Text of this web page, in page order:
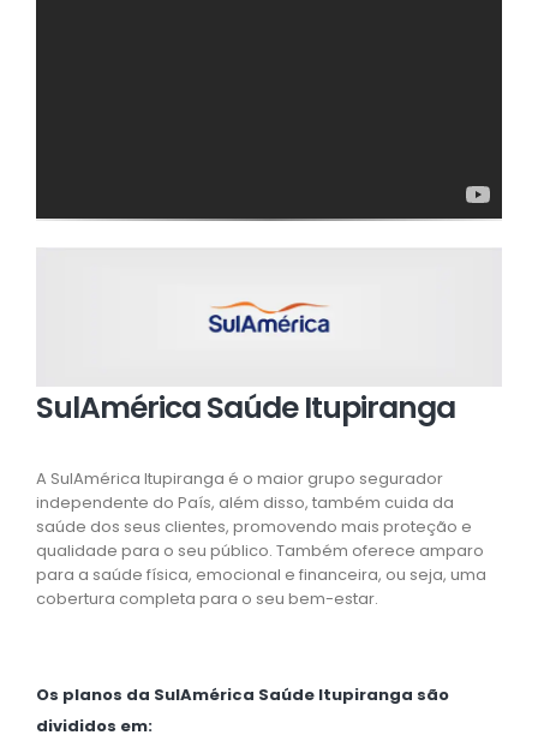
SulAmérica Saúde Itupiranga
A SulAmérica Itupiranga é o maior grupo segurador
independente do País, além disso, também cuida da
saúde dos seus clientes, promovendo mais proteção e
qualidade para o seu público. Também oferece amparo
para a saúde física, emocional e financeira, ou seja, uma
cobertura completa para o seu bem-estar.
Os planos da SulAmérica Saúde Itupiranga são
divididos em: